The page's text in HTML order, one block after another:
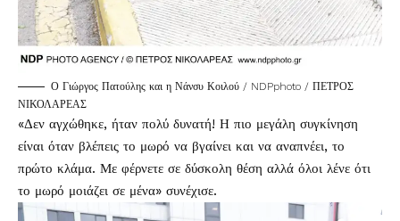
Ο Γιώργος Πατούλης και η Νάνσυ Κοιλού / NDPphoto / ΠΕΤΡΟΣ
ΝΙΚΟΛΑΡΕΑΣ
«Δεν αγχώθηκε, ήταν πολύ δυνατή! Η πιο μεγάλη συγκίνηση
είναι όταν βλέπεις το μωρό να βγαίνει και να αναπνέει, το
πρώτο κλάμα. Με φέρνετε σε δύσκολη θέση αλλά όλοι λένε ότι
το μωρό μοιάζει σε μένα» συνέχισε.